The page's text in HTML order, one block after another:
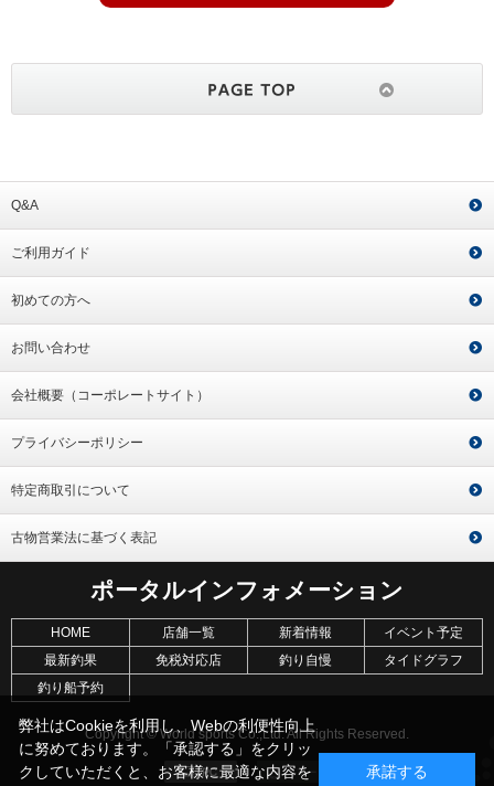
Q&A
ご利用ガイド
初めての方へ
お問い合わせ
会社概要（コーポレートサイト）
プライバシーポリシー
特定商取引について
古物営業法に基づく表記
ポータルインフォメーション
HOME 店舗一覧 新着情報
イベント予定
最新釣果
免税対応店 釣り自慢
タイドグラフ
釣り船予約
Copyright © World sports Co.,Ltd. All Rights Reserved.
弊社はCookieを利用し、Webの利便性向上
に努めております。「承認する」をクリッ
クしていただくと、お客様に最適な内容を
承諾する